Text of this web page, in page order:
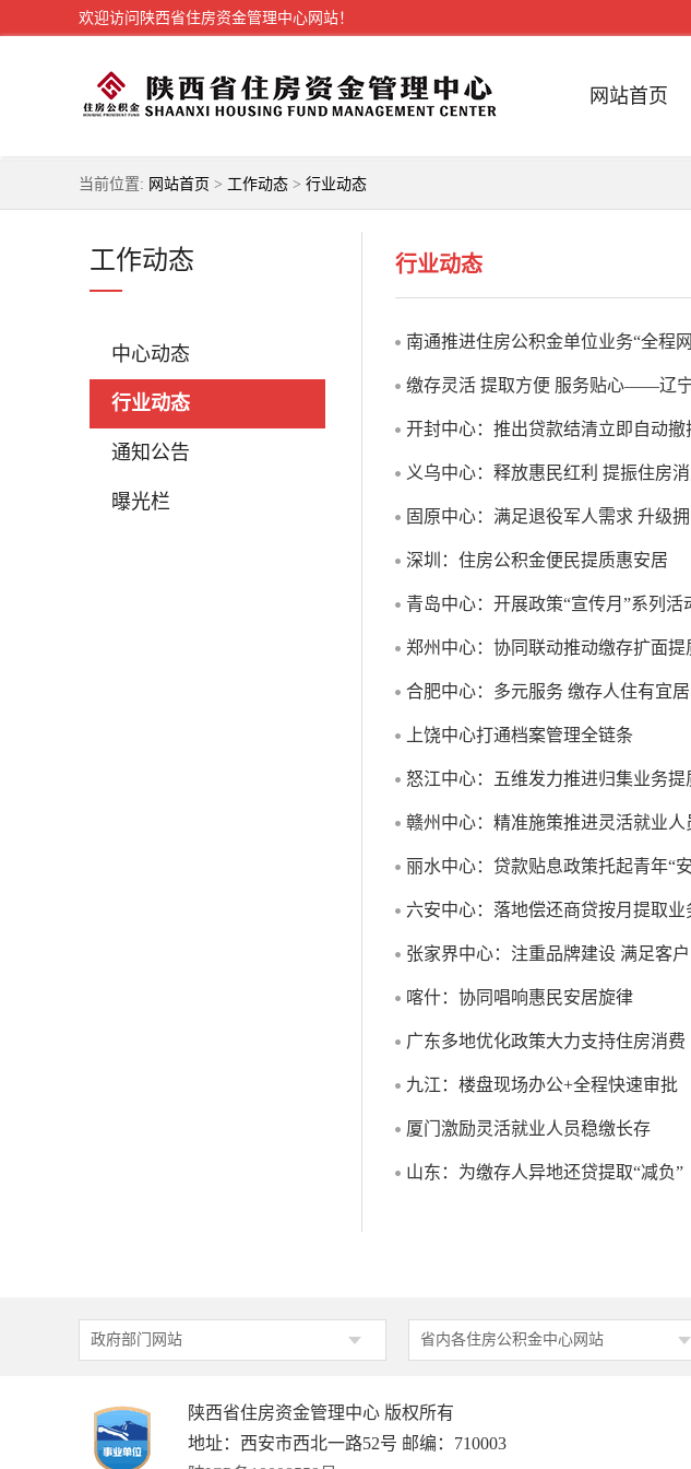
欢迎访问陕西省住房资金管理中心网站！
网站首页
当前位置: 网站首页 > 工作动态 > 行业动态
工作动态
中心动态
行业动态
通知公告
曝光栏
行业动态
南通推进住房公积金单位业务“全程
缴存灵活 提取方便 服务贴心——辽
开封中心：推出贷款结清立即自动撤
义乌中心：释放惠民红利 提振住房
固原中心：满足退役军人需求 升级
深圳：住房公积金便民提质惠安居
青岛中心：开展政策“宣传月”系列活
郑州中心：协同联动推动缴存扩面提
合肥中心：多元服务 缴存人住有宜居
上饶中心打通档案管理全链条
怒江中心：五维发力推进归集业务提
赣州中心：精准施策推进灵活就业人
丽水中心：贷款贴息政策托起青年“
六安中心：落地偿还商贷按月提取业
张家界中心：注重品牌建设 满足客
喀什：协同唱响惠民安居旋律
广东多地优化政策大力支持住房消费
九江：楼盘现场办公+全程快速审批
厦门激励灵活就业人员稳缴长存
山东：为缴存人异地还贷提取“减负”
政府部门网站 省内各住房公积金中心网站
陕西省住房资金管理中心 版权所有
地址：西安市西北一路52号 邮编：710003